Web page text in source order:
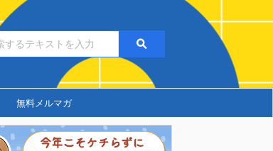
無料メルマガ